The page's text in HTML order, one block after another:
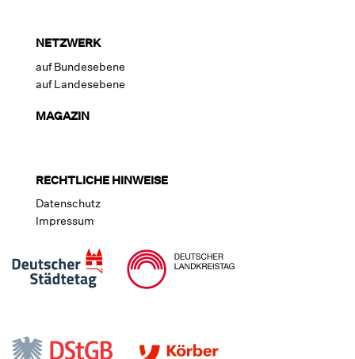
NETZWERK
auf Bundesebene
auf Landesebene
MAGAZIN
RECHTLICHE HINWEISE
Datenschutz
Impressum